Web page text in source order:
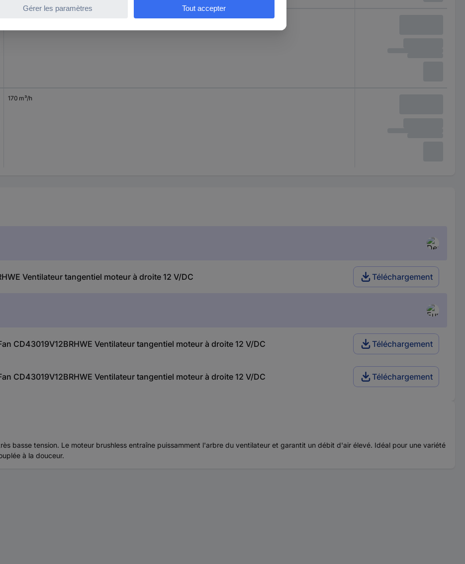
170 m³/h
Ventilateur tangentiel moteur à droite 12 V/DC Téléchargement
CD43019V12BRHWE Ventilateur tangentiel moteur à droite 12 V/DC Téléchargement
CD43019V12BRHWE Ventilateur tangentiel moteur à droite 12 V/DC Téléchargement
basse tension. Le moteur brushless entraîne puissamment l'arbre du ventilateur et garantit un débit d'air élevé. Idéal pour une variété
à la douceur.